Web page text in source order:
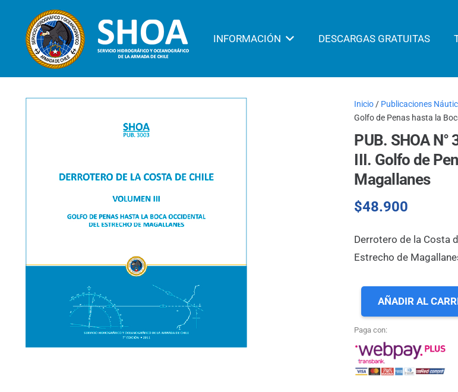
INFORMACIÓN DESCARGAS GRATUITAS
Inicio / Publicaciones
Golfo de Penas hasta la
PUB. SHOA
III. Golfo de
Magallanes
$48.900
Derrotero de la Costa
Estrecho de
SHOA
N°
3003.
AÑADIR AL
Paga con: